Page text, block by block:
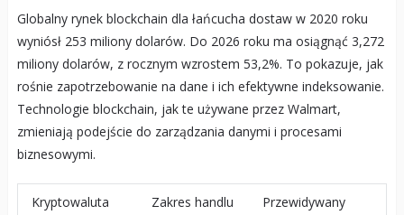
Globalny rynek blockchain dla łańcucha dostaw w 2020 roku
wyniósł 253 miliony dolarów. Do 2026 roku ma osiągnąć 3,272
miliony dolarów, z rocznym wzrostem 53,2%. To pokazuje, jak
rośnie zapotrzebowanie na dane i ich efektywne indeksowanie.
Technologie blockchain, jak te używane przez Walmart,
zmieniają podejście do zarządzania danymi i procesami
biznesowymi.
Kryptowaluta
Zakres handlu
Przewidywany